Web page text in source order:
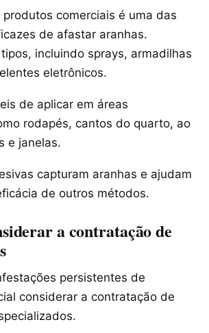
comerciais é uma das
de afastar aranhas.
incluindo sprays, armadilhas
eletrônicos.
de aplicar em áreas
rodapés, cantos do quarto, ao
e janelas.
capturam aranhas e ajudam
de outros métodos.
a contratação de
persistentes de
considerar a contratação de